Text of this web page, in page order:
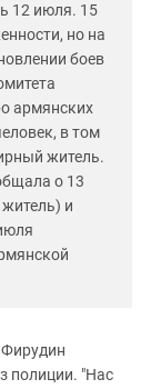
12 июля. 15
но на
боев
армянских
в том
житель.
о 13
и
полиции. "Нас